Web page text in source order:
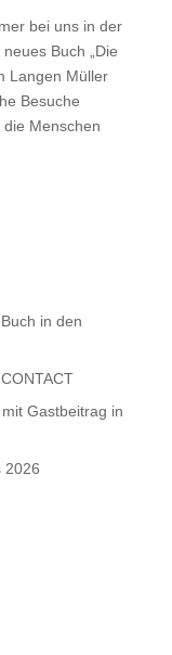
bei uns in der
Buch „Die
Langen Müller
Besuche
Menschen
in den
Gastbeitrag in
2026